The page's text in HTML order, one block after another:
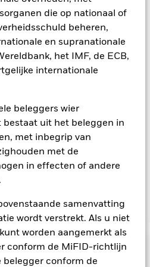
die op nationaal of
beheren,
en supranationale
het IMF, de ECB,
internationale
beleggers wier
uit het beleggen in
met inbegrip van
met de
in effecten of andere
samenvatting
wordt verstrekt. Als u niet
worden aangemerkt als
conform de MiFID-richtlijn
belegger conform de
direct onder de naam van
alle aandelenklassen in het
met valutahedging worden
'Hedged' in de naam van de
is een volledige lijst van alle
van het fonds.
62,5% van de hiermee
de resterende 37,5% ten
Aangezien de
niet verhoogt, is deze niet in
Toon minder
Fund